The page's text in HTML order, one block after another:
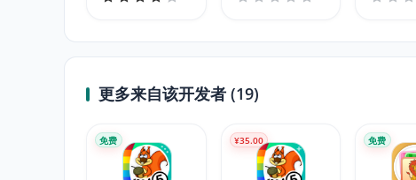
更多来自该开发者 (19)
免费 ¥35.00 免费